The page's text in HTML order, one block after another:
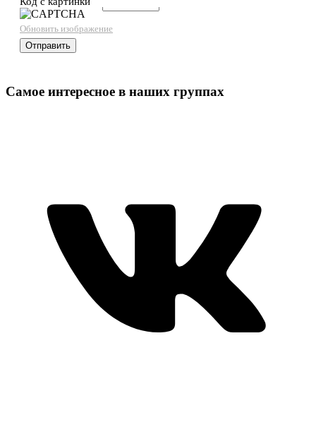
→
Обновить изображение
Самое интересное в наших группах